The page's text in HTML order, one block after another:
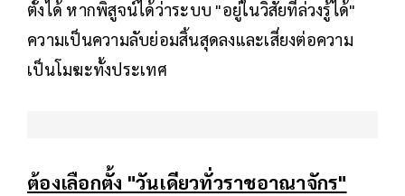
ตั้งได้ หากพิสูจน์ได้ว่าระบบ "อยู่ในวิสัยที่ล่วงรู้ได้"
ความเป็นความลับย่อมสิ้นสุดลงและเสี่ยงต่อความ
เป็นโมฆะทั้งประเทศ
ต้องเลือกตั้ง "วันเดียวทั่วราชอาณาจักร"